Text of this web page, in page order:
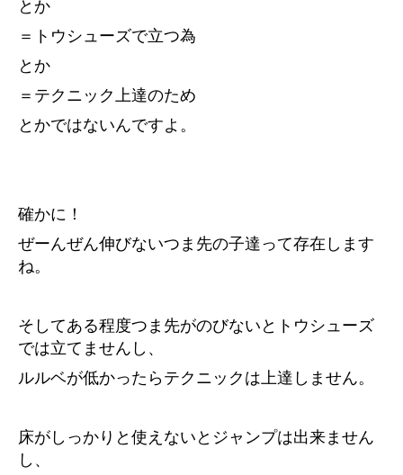
とか
＝トウシューズで立つ為
とか
＝テクニック上達のため
とかではないんですよ。
確かに！
ぜーんぜん伸びないつま先の子達って存在します
ね。
そしてある程度つま先がのびないとトウシューズ
では立てませんし、
ルルベが低かったらテクニックは上達しません。
床がしっかりと使えないとジャンプは出来ません
し、